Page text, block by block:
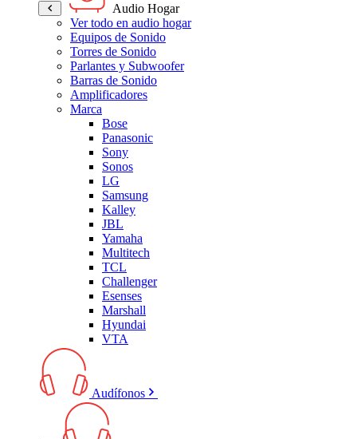
Audio Hogar
Ver todo en audio hogar
Equipos de Sonido
Torres de Sonido
Parlantes y Subwoofer
Barras de Sonido
Amplificadores
Marca
Bose
Panasonic
Sony
Sonos
LG
Samsung
Kalley
JBL
Yamaha
Multitech
TCL
Challenger
Esenses
Marshall
Hyundai
VTA
Audífonos